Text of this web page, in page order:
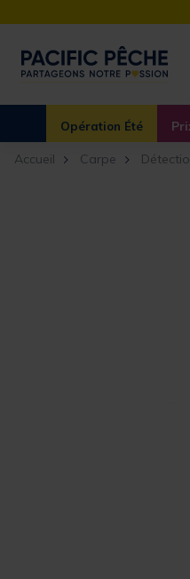
Opération Été
Accueil Carpe